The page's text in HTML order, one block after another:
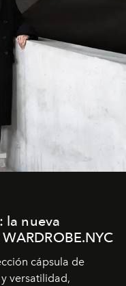
la nueva
cápsula de
versatilidad,